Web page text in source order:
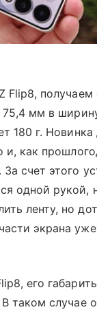
Flip8, получаем
75,4 мм в
180 г. Новинка
и, как
За счет этого
одной рукой,
ленту, но
экрана
его
таком случае